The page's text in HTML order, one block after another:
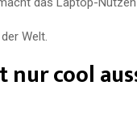
Welt.
cool